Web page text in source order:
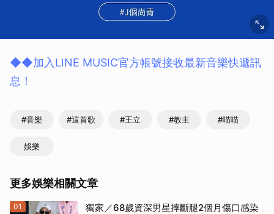
◆◆加入LINE MUSIC官方帳號接收最新音樂快遞訊
息！
#音樂 #這首歌 #王立 #教主 #喵喵
娛樂
更多娛樂相關文章
01
獨家／68歲資深男星摔斷腿2個月傷口感染